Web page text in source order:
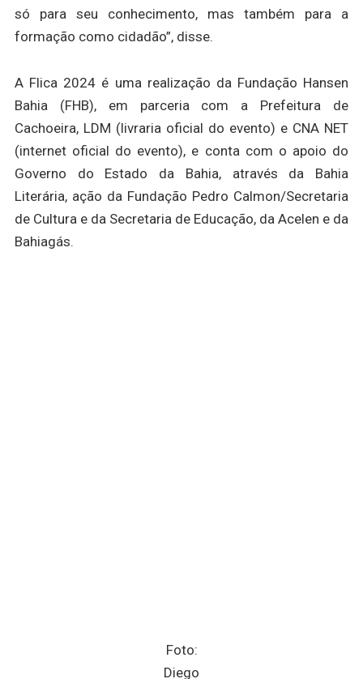
só para seu conhecimento, mas também para a
formação como cidadão”, disse.
A Flica 2024 é uma realização da Fundação Hansen
Bahia (FHB), em parceria com a Prefeitura de
Cachoeira, LDM (livraria oficial do evento) e CNA NET
(internet oficial do evento), e conta com o apoio do
Governo do Estado da Bahia, através da Bahia
Literária, ação da Fundação Pedro Calmon/Secretaria
de Cultura e da Secretaria de Educação, da Acelen e da
Bahiagás.
Foto:
Diego